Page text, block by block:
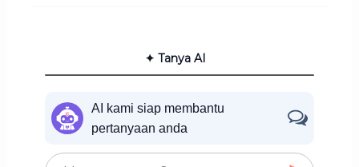
✦ Tanya AI
AI kami siap membantu
pertanyaan anda